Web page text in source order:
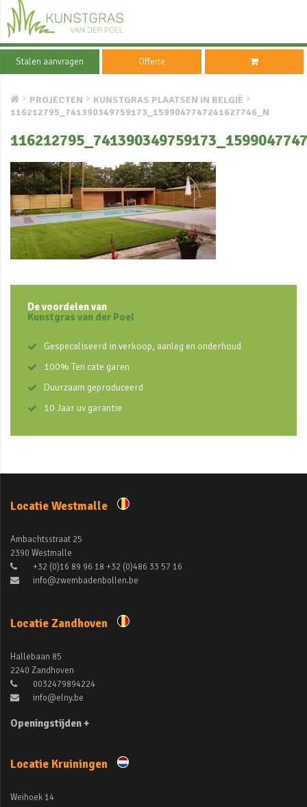
Stalen aanvragen Offerte
PROJECTEN
KUNSTGRAS PLAATSEN IN BELGIË
116212795_741390349759173_1599047747241627746_N
De voordelen van
Kunstgras van der Poel
Gespecaliseerd in verkoop, aanleg en onderhoud
100% Ten cate garen
Duurzaam geproduceerd
10 Jaar uv garantie
Locatie Westmalle
Ambachtsstraat 25
2390 Westmalle
+32 (0)16 89 96 18 +32 (0)486 33 57 16
info@zwembadenbollen.be
Locatie Zandhoven
Hallebaan 85
2240 Zandhoven
0032479894224
info@elny.be
Openingstijden +
Locatie Kruiningen
Weihoek 14